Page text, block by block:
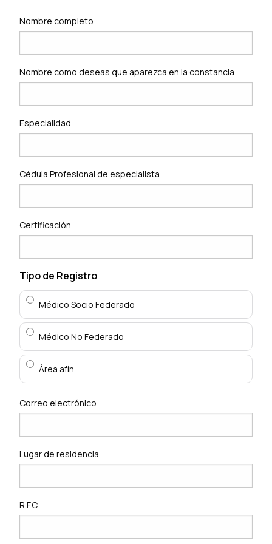
Nombre completo
Nombre como deseas que aparezca en la constancia
Especialidad
Cédula Profesional de especialista
Certificación
Tipo de Registro
Médico Socio Federado
Médico No Federado
Área afín
Correo electrónico
Lugar de residencia
R.F.C.